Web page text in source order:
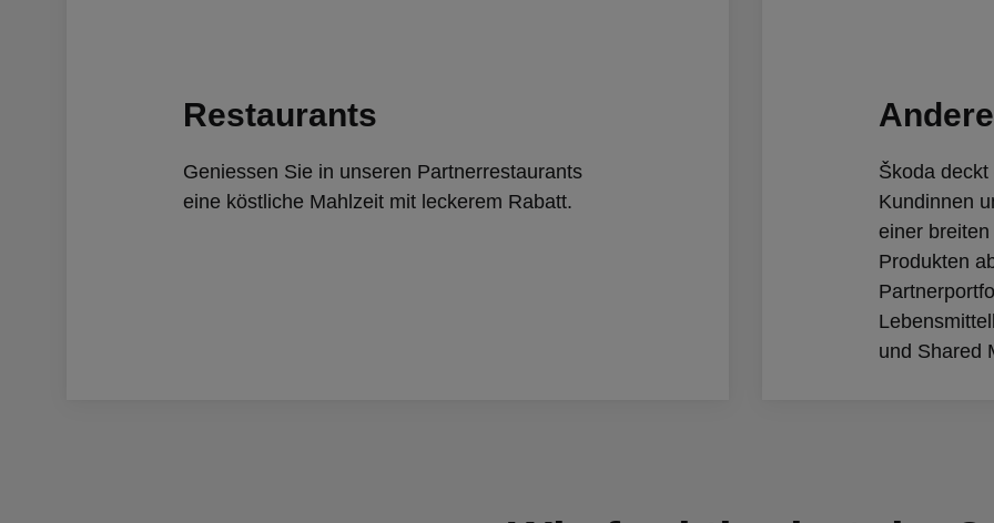
Restaurants
Geniessen Sie in unseren Partnerrestaurants
eine köstliche Mahlzeit mit leckerem Rabatt.
Škoda
Kundinnen
einer
Produkten
und Shared